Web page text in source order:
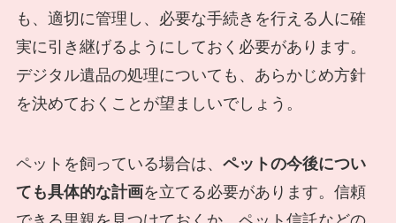
も、適切に管理し、必要な手続きを行える人に確
実に引き継げるようにしておく必要があります。
デジタル遺品の処理についても、あらかじめ方針
を決めておくことが望ましいでしょう。
ペットを飼っている場合は、 ペットの今後につい
ても具体的な計画を立てる必要があります。信頼